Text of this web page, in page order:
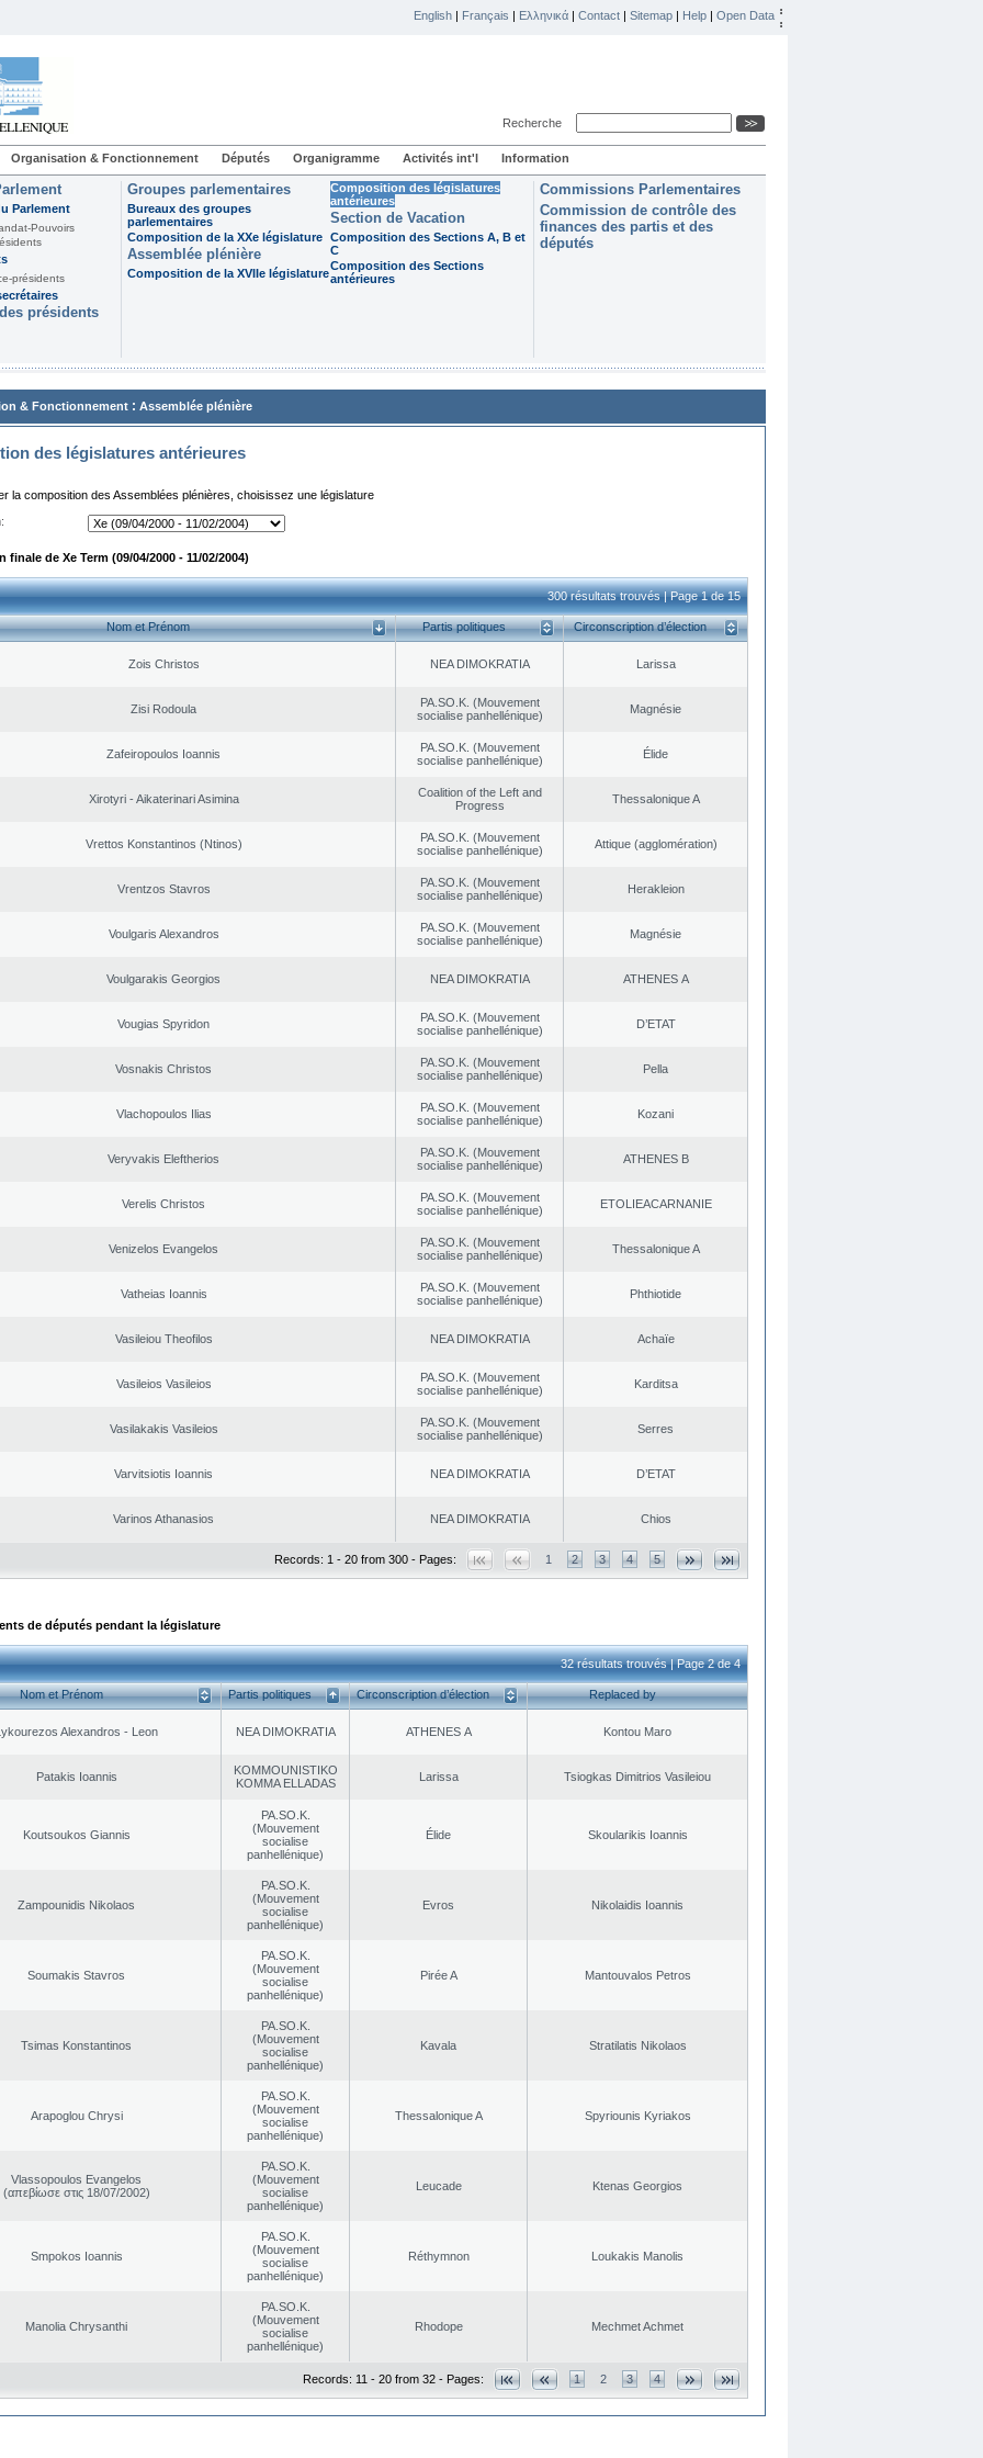
English | Français | Ελληνικά | Contact | Sitemap | Help | Open Data
Recherche
Organisation & Fonctionnement Députés Organigramme Activités int'l Information
Parlement
Pouvoirs
présidents
présidents
Groupes parlementaires
Bureaux des groupes
parlementaires
Composition de la XXe législature
Assemblée plénière
Composition de la XVIIe législature
Composition des législatures
antérieures
Section de Vacation
Composition des Sections A, B et
C
Composition des Sections
antérieures
Commissions Parlementaires
Commission de contrôle des
finances des partis et des
députés
& Fonctionnement : Assemblée plénière
des législatures antérieures
la composition des Assemblées plénières, choisissez une législature
de Xe Term (09/04/2000 - 11/02/2004)
300 résultats trouvés | Page 1 de 15
Nom et Prénom Partis politiques Circonscription d’élection
Zois Christos NEA DΙMOKRATIA Larissa
Zisi Rodoula
PA.SO.K. (Mouvement
socialise panhellénique)
Magnésie
Zafeiropoulos Ioannis
PA.SO.K. (Mouvement
socialise panhellénique)
Élide
Xirotyri - Aikaterinari Asimina
Coalition of the Left and
Progress
Thessalonique A
Vrettos Konstantinos (Ntinos)
PA.SO.K. (Mouvement
socialise panhellénique)
Αttique (agglomération)
Vrentzos Stavros
PA.SO.K. (Mouvement
socialise panhellénique)
Herakleion
Voulgaris Alexandros
PA.SO.K. (Mouvement
socialise panhellénique)
Magnésie
Voulgarakis Georgios NEA DΙMOKRATIA ATHENES Α
Vougias Spyridon
PA.SO.K. (Mouvement
socialise panhellénique)
D’ETAT
Vosnakis Christos
PA.SO.K. (Mouvement
socialise panhellénique)
Pella
Vlachopoulos Ilias
PA.SO.K. (Mouvement
socialise panhellénique)
Kozani
Veryvakis Eleftherios
PA.SO.K. (Mouvement
socialise panhellénique)
ATHENES Β
Verelis Christos
PA.SO.K. (Mouvement
socialise panhellénique)
EΤOLIEACARNANIE
Venizelos Evangelos
PA.SO.K. (Mouvement
socialise panhellénique)
Thessalonique A
Vatheias Ioannis
PA.SO.K. (Mouvement
socialise panhellénique)
Phthiotide
Vasileiou Theofilos NEA DΙMOKRATIA Achaïe
Vasileios Vasileios
PA.SO.K. (Mouvement
socialise panhellénique)
Karditsa
Vasilakakis Vasileios
PA.SO.K. (Mouvement
socialise panhellénique)
Serres
Varvitsiotis Ioannis NEA DΙMOKRATIA D’ETAT
Varinos Athanasios NEA DΙMOKRATIA Chios
Records: 1 - 20 from 300 - Pages: 1 2 3 4 5
de députés pendant la législature
32 résultats trouvés | Page 2 de 4
Nom et Prénom Partis politiques Circonscription d’élection Replaced by
Alexandros - Leon NEA DΙMOKRATIA ATHENES Α Kontou Maro
Patakis Ioannis
KOMMOUNISTIKO
KOMMA ELLADAS
Larissa Tsiogkas Dimitrios Vasileiou
Koutsoukos Giannis
PA.SO.K.
(Mouvement
socialise
panhellénique)
Élide Skoularikis Ioannis
Zampounidis Nikolaos
PA.SO.K.
(Mouvement
socialise
panhellénique)
Evros Nikolaidis Ioannis
Soumakis Stavros
PA.SO.K.
(Mouvement
socialise
panhellénique)
Pirée A Mantouvalos Petros
Tsimas Konstantinos
PA.SO.K.
(Mouvement
socialise
panhellénique)
Kavala Stratilatis Nikolaos
Arapoglou Chrysi
PA.SO.K.
(Mouvement
socialise
panhellénique)
Thessalonique A Spyriounis Kyriakos
Vlassopoulos Evangelos
(απεβίωσε στις 18/07/2002)
PA.SO.K.
(Mouvement
socialise
panhellénique)
Leucade Ktenas Georgios
Smpokos Ioannis
PA.SO.K.
(Mouvement
socialise
panhellénique)
Réthymnon Loukakis Manolis
Manolia Chrysanthi
PA.SO.K.
(Mouvement
socialise
panhellénique)
Rhodope Mechmet Achmet
Records: 11 - 20 from 32 - Pages: 1 2 3 4